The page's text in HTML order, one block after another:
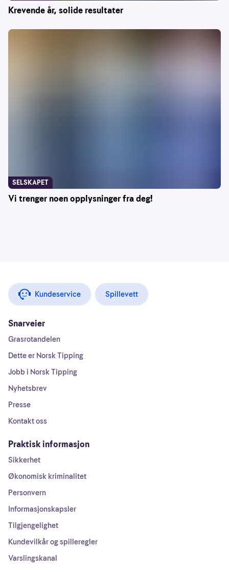
Krevende år, solide resultater
Vi trenger noen opplysninger fra deg!
SELSKAPET
Kundeservice Spillevett
Snarveier
Grasrotandelen
Dette er Norsk Tipping
Jobb i Norsk Tipping
Nyhetsbrev
Presse
Kontakt oss
Praktisk informasjon
Sikkerhet
Økonomisk kriminalitet
Personvern
Informasjonskapsler
Tilgjengelighet
Kundevilkår og spilleregler
Varslingskanal